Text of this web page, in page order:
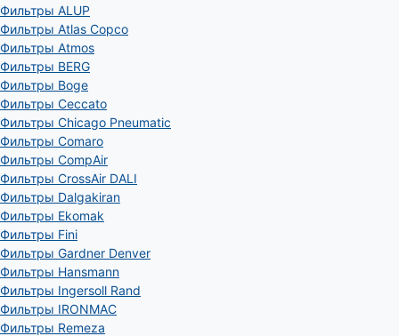
Фильтры ALUP
Фильтры Atlas Copco
Фильтры Atmos
Фильтры BERG
Фильтры Boge
Фильтры Ceccato
Фильтры Chicago Pneumatic
Фильтры Comaro
Фильтры CompAir
Фильтры CrossAir DALI
Фильтры Dalgakiran
Фильтры Ekomak
Фильтры Fini
Фильтры Gardner Denver
Фильтры Hansmann
Фильтры Ingersoll Rand
Фильтры IRONMAC
Фильтры Remeza